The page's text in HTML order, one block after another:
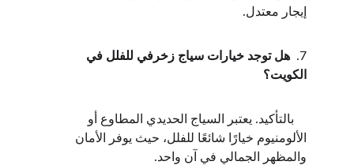
إيجار معتدل.
7.
هل توجد خيارات سياج زخرفي للفلل في
الكويت؟
    بالتأكيد. يعتبر السياج الحديدي المطاوع أو
الألومنيوم خيارًا شائعًا للفلل، حيث يوفر الأمان
والمظهر الجمالي في آن واحد.